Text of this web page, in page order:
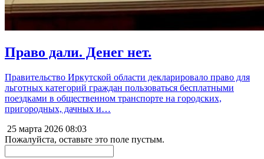
Право дали. Денег нет.
Правительство Иркутской области декларировало право для
льготных категорий граждан пользоваться бесплатными
поездками в общественном транспорте на городских,
пригородных, дачных и…
25 марта 2026 08:03
Пожалуйста, оставьте это поле пустым.